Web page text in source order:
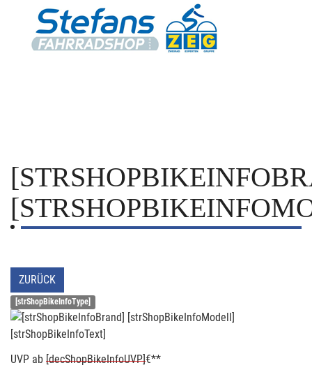
ZURÜCK
[strShopBikeInfoType]
[strShopBikeInfoText]
UVP ab [decShopBikeInfoUVP]€**